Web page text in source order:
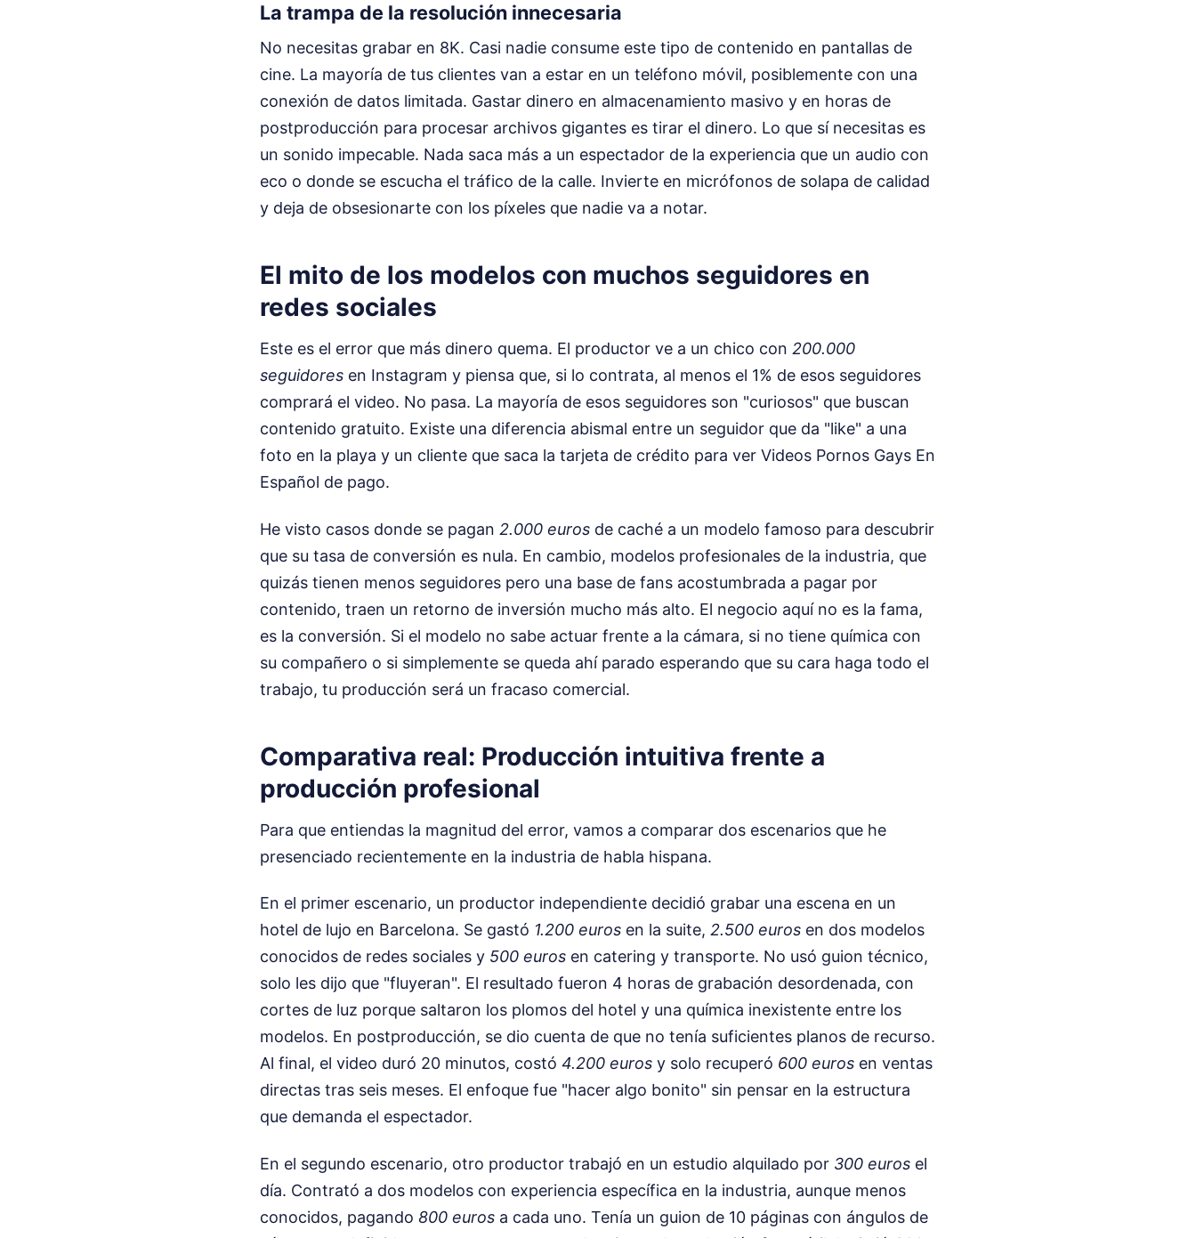
La trampa de la resolución innecesaria
No necesitas grabar en 8K. Casi nadie consume este tipo de contenido en pantallas de
cine. La mayoría de tus clientes van a estar en un teléfono móvil, posiblemente con una
conexión de datos limitada. Gastar dinero en almacenamiento masivo y en horas de
postproducción para procesar archivos gigantes es tirar el dinero. Lo que sí necesitas es
un sonido impecable. Nada saca más a un espectador de la experiencia que un audio con
eco o donde se escucha el tráfico de la calle. Invierte en micrófonos de solapa de calidad
y deja de obsesionarte con los píxeles que nadie va a notar.
El mito de los modelos con muchos seguidores en
redes sociales
Este es el error que más dinero quema. El productor ve a un chico con 200.000
seguidores en Instagram y piensa que, si lo contrata, al menos el 1% de esos seguidores
comprará el video. No pasa. La mayoría de esos seguidores son "curiosos" que buscan
contenido gratuito. Existe una diferencia abismal entre un seguidor que da "like" a una
foto en la playa y un cliente que saca la tarjeta de crédito para ver Videos Pornos Gays En
Español de pago.
He visto casos donde se pagan 2.000 euros de caché a un modelo famoso para descubrir
que su tasa de conversión es nula. En cambio, modelos profesionales de la industria, que
quizás tienen menos seguidores pero una base de fans acostumbrada a pagar por
contenido, traen un retorno de inversión mucho más alto. El negocio aquí no es la fama,
es la conversión. Si el modelo no sabe actuar frente a la cámara, si no tiene química con
su compañero o si simplemente se queda ahí parado esperando que su cara haga todo el
trabajo, tu producción será un fracaso comercial.
Comparativa real: Producción intuitiva frente a
producción profesional
Para que entiendas la magnitud del error, vamos a comparar dos escenarios que he
presenciado recientemente en la industria de habla hispana.
En el primer escenario, un productor independiente decidió grabar una escena en un
hotel de lujo en Barcelona. Se gastó 1.200 euros en la suite, 2.500 euros en dos modelos
conocidos de redes sociales y 500 euros en catering y transporte. No usó guion técnico,
solo les dijo que "fluyeran". El resultado fueron 4 horas de grabación desordenada, con
cortes de luz porque saltaron los plomos del hotel y una química inexistente entre los
modelos. En postproducción, se dio cuenta de que no tenía suficientes planos de recurso.
Al final, el video duró 20 minutos, costó 4.200 euros y solo recuperó 600 euros en ventas
directas tras seis meses. El enfoque fue "hacer algo bonito" sin pensar en la estructura
que demanda el espectador.
En el segundo escenario, otro productor trabajó en un estudio alquilado por 300 euros el
día. Contrató a dos modelos con experiencia específica en la industria, aunque menos
conocidos, pagando 800 euros a cada uno. Tenía un guion de 10 páginas con ángulos de